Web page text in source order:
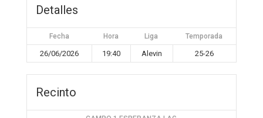
Detalles
Fecha Hora Liga Temporada
26/06/2026 19:40 Alevin 25-26
Recinto